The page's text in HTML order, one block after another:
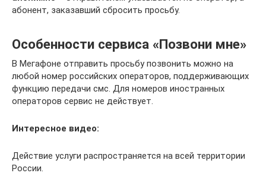
абонент, заказавший сбросить просьбу.
Особенности сервиса «Позвони мне»
В Мегафоне отправить просьбу позвонить можно на
любой номер российских операторов, поддерживающих
функцию передачи смс. Для номеров иностранных
операторов сервис не действует.
Интересное видео:
Действие услуги распространяется на всей территории
России.